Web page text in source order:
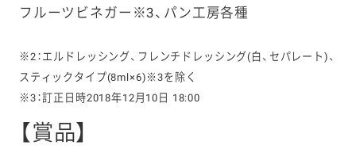
フルーツビネガー※3、パン工房各種
※2：エルドレッシング、フレンチドレッシング(白、セパレート)、
スティックタイプ(8ml×6)※3を除く
※3：訂正日時2018年12月10日 18:00
【賞品】